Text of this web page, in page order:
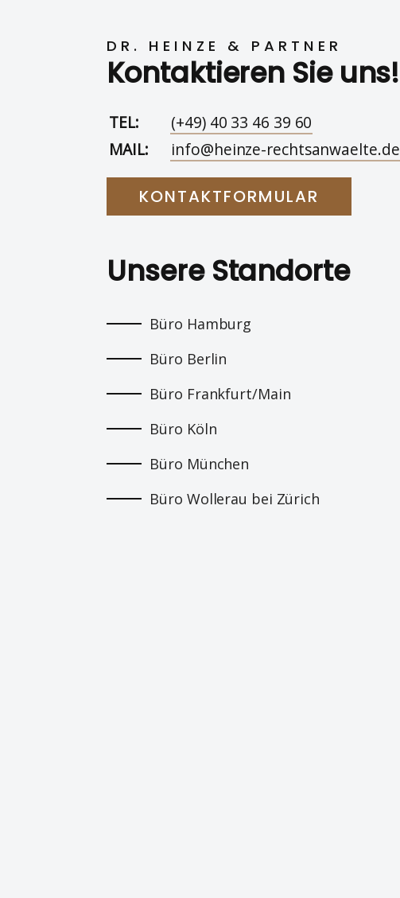
DR. HEINZE & PARTNER
Kontaktieren Sie uns!
TEL:
(+49) 40 33 46 39 60
MAIL:
info@heinze-rechtsanwaelte.de
KONTAKTFORMULAR
Unsere Standorte
Büro Hamburg
Büro Berlin
Büro Frankfurt/Main
Büro Köln
Büro München
Büro Wollerau bei Zürich